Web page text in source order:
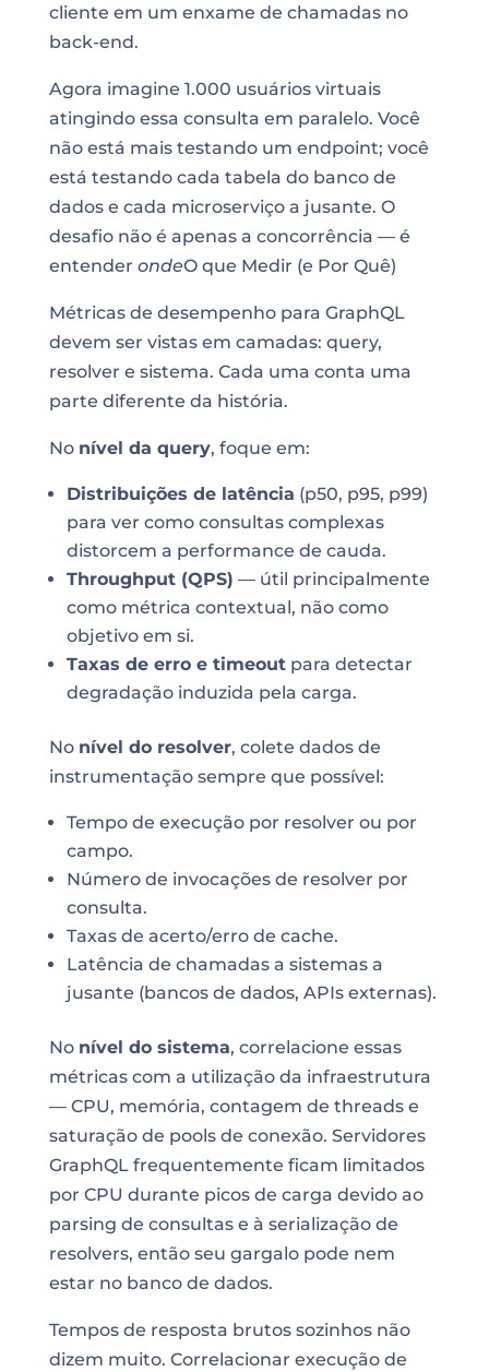
cliente em um enxame de chamadas no
back-end.
Agora imagine 1.000 usuários virtuais
atingindo essa consulta em paralelo. Você
não está mais testando um endpoint; você
está testando cada tabela do banco de
dados e cada microserviço a jusante. O
desafio não é apenas a concorrência — é
entender ondeO que Medir (e Por Quê)
Métricas de desempenho para GraphQL
devem ser vistas em camadas: query,
resolver e sistema. Cada uma conta uma
parte diferente da história.
No nível da query, foque em:
Distribuições de latência (p50, p95, p99)
para ver como consultas complexas
distorcem a performance de cauda.
Throughput (QPS) — útil principalmente
como métrica contextual, não como
objetivo em si.
Taxas de erro e timeoutpara detectar
degradação induzida pela carga.
No nível do resolver, colete dados de
instrumentação sempre que possível:
Tempo de execução por resolver ou por
campo.
Número de invocações de resolver por
consulta.
Taxas de acerto/erro de cache.
Latência de chamadas a sistemas a
jusante (bancos de dados, APIs externas).
No nível do sistema, correlacione essas
métricas com a utilização da infraestrutura
— CPU, memória, contagem de threads e
saturação de pools de conexão. Servidores
GraphQL frequentemente ficam limitados
por CPU durante picos de carga devido ao
parsing de consultas e à serialização de
resolvers, então seu gargalo pode nem
estar no banco de dados.
Tempos de resposta brutos sozinhos não
dizem muito. Correlacionar execução de